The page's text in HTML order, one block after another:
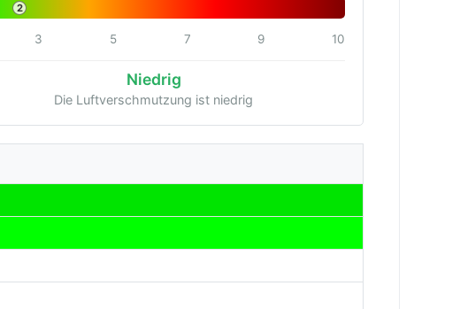
2
3 5 7 9 10
Niedrig
Die Luftverschmutzung ist niedrig